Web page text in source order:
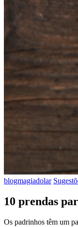
blogmagiadolar
10 prendas
Os padrinhos têm um